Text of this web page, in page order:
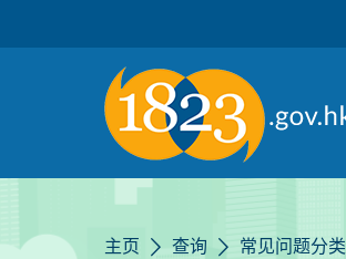
主页 查询 常见问题分类